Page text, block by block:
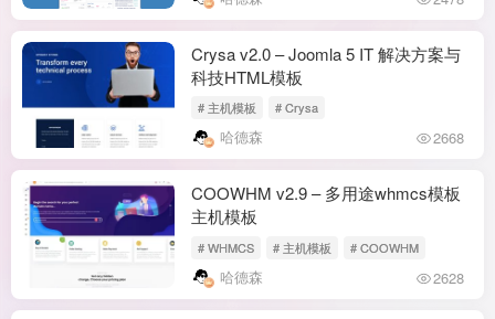
Crysa v2.0 – Joomla 5 IT 解决方案与
科技HTML模板
# 主机模板 # Crysa
哈德森 2668
COOWHM v2.9 – 多用途whmcs模板
主机模板
# WHMCS # 主机模板 # COOWHM
哈德森 2628